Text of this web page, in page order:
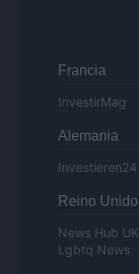
Francia
InvestirMag
Alemania
Investieren24
Reino Unido
News Hub UK
Lgbtq News